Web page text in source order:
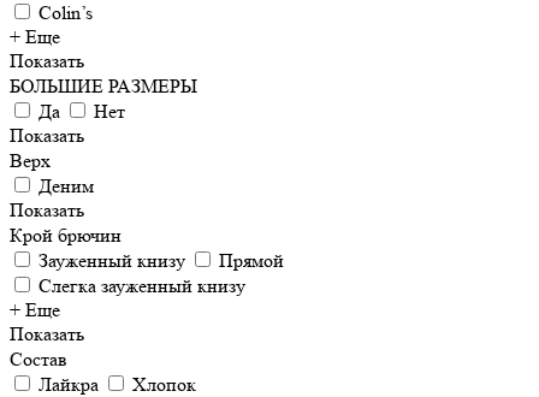
Colin’s
+ Еще
Показать
БОЛЬШИЕ РАЗМЕРЫ
Да
Нет
Показать
Верх
Деним
Показать
Крой брючин
Зауженный книзу
Прямой
Слегка зауженный книзу
+ Еще
Показать
Состав
Лайкра
Хлопок